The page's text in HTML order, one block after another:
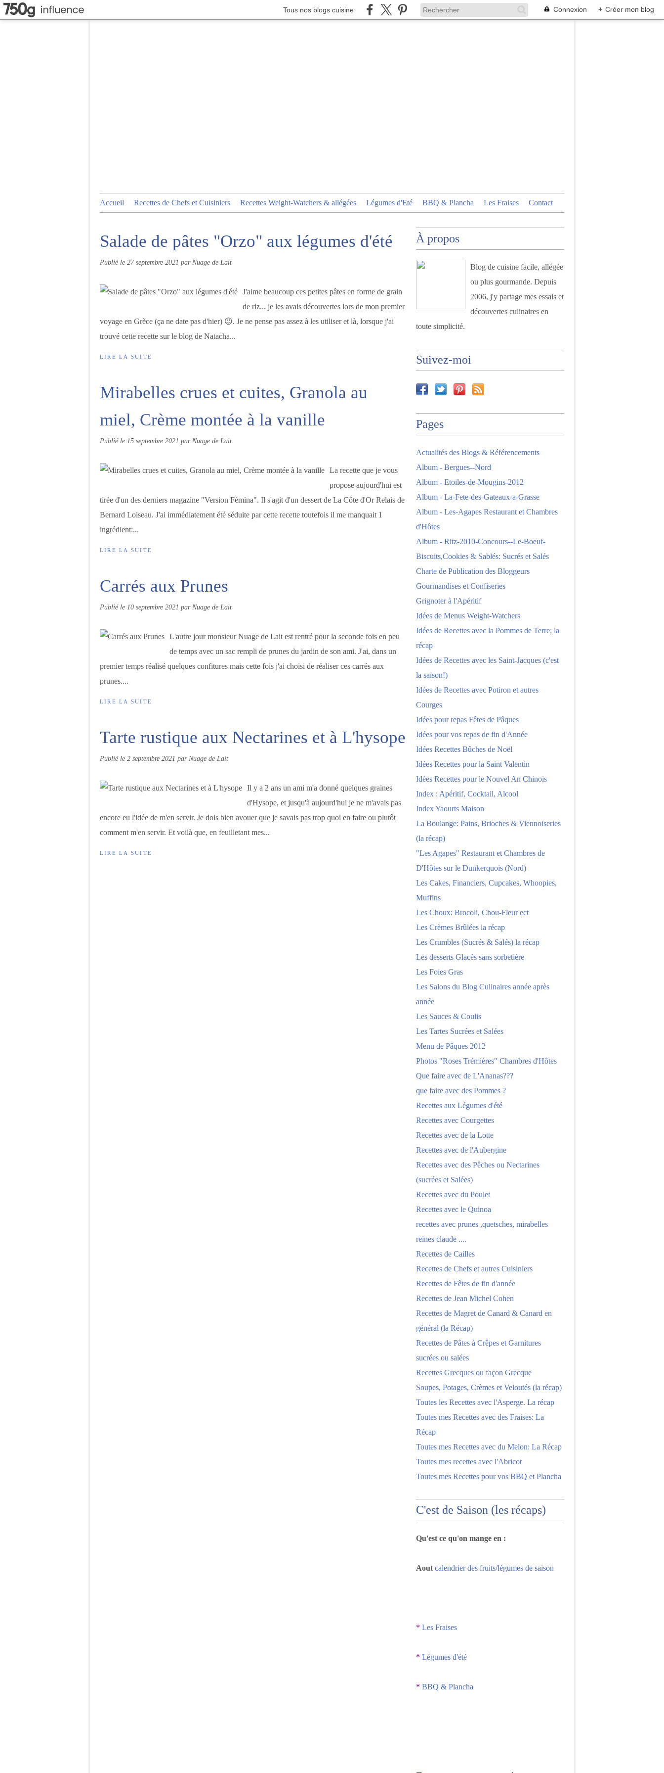
Tous nos blogs cuisine Connexion + Créer mon blog
Accueil Recettes de Chefs et Cuisiniers Recettes Weight-Watchers & allégées Légumes d'Eté BBQ & Plancha Les Fraises Contact
Salade de pâtes "Orzo" aux légumes d'été
Publié le 27 septembre 2021 par Nuage de Lait
J'aime beaucoup ces petites pâtes en forme de grain
de riz... je les avais découvertes lors de mon premier
voyage en Grèce (ça ne date pas d'hier) 😉. Je ne pense pas assez à les utiliser et là, lorsque j'ai
trouvé cette recette sur le blog de Natacha...
LIRE LA SUITE
Mirabelles crues et cuites, Granola au
miel, Crème montée à la vanille
Publié le 15 septembre 2021 par Nuage de Lait
La recette que je vous
propose aujourd'hui est
tirée d'un des derniers magazine "Version Fémina". Il s'agit d'un dessert de La Côte d'Or Relais de
Bernard Loiseau. J'ai immédiatement été séduite par cette recette toutefois il me manquait 1
ingrédient:...
LIRE LA SUITE
Carrés aux Prunes
Publié le 10 septembre 2021 par Nuage de Lait
L'autre jour monsieur Nuage de Lait est rentré pour la seconde fois en peu
de temps avec un sac rempli de prunes du jardin de son ami. J'ai, dans un
premier temps réalisé quelques confitures mais cette fois j'ai choisi de réaliser ces carrés aux
prunes....
LIRE LA SUITE
Tarte rustique aux Nectarines et à L'hysope
Publié le 2 septembre 2021 par Nuage de Lait
Il y a 2 ans un ami m'a donné quelques graines
d'Hysope, et jusqu'à aujourd'hui je ne m'avais pas
encore eu l'idée de m'en servir. Je dois bien avouer que je savais pas trop quoi en faire ou plutôt
comment m'en servir. Et voilà que, en feuilletant mes...
LIRE LA SUITE
À propos
Blog de cuisine facile, allégée
ou plus gourmande. Depuis
2006, j'y partage mes essais et
découvertes culinaires en
toute simplicité.
Suivez-moi
Pages
Actualités des Blogs & Référencements
Album - Bergues--Nord
Album - Etoiles-de-Mougins-2012
Album - La-Fete-des-Gateaux-a-Grasse
Album - Les-Agapes Restaurant et Chambres
d'Hôtes
Album - Ritz-2010-Concours--Le-Boeuf-
Biscuits,Cookies & Sablés: Sucrés et Salés
Charte de Publication des Bloggeurs
Gourmandises et Confiseries
Grignoter à l'Apéritif
Idées de Menus Weight-Watchers
Idées de Recettes avec la Pommes de Terre; la
récap
Idées de Recettes avec les Saint-Jacques (c'est
la saison!)
Idées de Recettes avec Potiron et autres
Courges
Idées pour repas Fêtes de Pâques
Idées pour vos repas de fin d'Année
Idées Recettes Bûches de Noël
Idées Recettes pour la Saint Valentin
Idées Recettes pour le Nouvel An Chinois
Index : Apéritif, Cocktail, Alcool
Index Yaourts Maison
La Boulange: Pains, Brioches & Viennoiseries
(la récap)
"Les Agapes" Restaurant et Chambres de
D'Hôtes sur le Dunkerquois (Nord)
Les Cakes, Financiers, Cupcakes, Whoopies,
Muffins
Les Choux: Brocoli, Chou-Fleur ect
Les Crèmes Brûlées la récap
Les Crumbles (Sucrés & Salés) la récap
Les desserts Glacés sans sorbetière
Les Foies Gras
Les Salons du Blog Culinaires année après
année
Les Sauces & Coulis
Les Tartes Sucrées et Salées
Menu de Pâques 2012
Photos "Roses Trémières" Chambres d'Hôtes
Que faire avec de L'Ananas???
que faire avec des Pommes ?
Recettes aux Légumes d'été
Recettes avec Courgettes
Recettes avec de la Lotte
Recettes avec de l'Aubergine
Recettes avec des Pêches ou Nectarines
(sucrées et Salées)
Recettes avec du Poulet
Recettes avec le Quinoa
recettes avec prunes ,quetsches, mirabelles
reines claude ....
Recettes de Cailles
Recettes de Chefs et autres Cuisiniers
Recettes de Fêtes de fin d'année
Recettes de Jean Michel Cohen
Recettes de Magret de Canard & Canard en
général (la Récap)
Recettes de Pâtes à Crêpes et Garnitures
sucrées ou salées
Recettes Grecques ou façon Grecque
Soupes, Potages, Crèmes et Veloutés (la récap)
Toutes les Recettes avec l'Asperge. La récap
Toutes mes Recettes avec des Fraises: La
Récap
Toutes mes Recettes avec du Melon: La Récap
Toutes mes recettes avec l'Abricot
Toutes mes Recettes pour vos BBQ et Plancha
C'est de Saison (les récaps)
Qu'est ce qu'on mange en :
Aout calendrier des fruits/légumes de saison
* Les Fraises
* Légumes d'été
* BBQ & Plancha